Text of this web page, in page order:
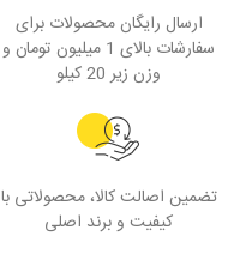
ارسال رایگان محصولات برای
سفارشات بالای 1 میلیون تومان و
وزن زیر 20 کیلو
تضمین اصالت کالا، محصولاتی با
کیفیت و برند اصلی